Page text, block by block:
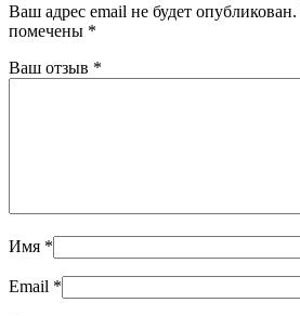
Ваш адрес email не будет опубликован.
помечены *
Ваш отзыв *
Имя *
Email *